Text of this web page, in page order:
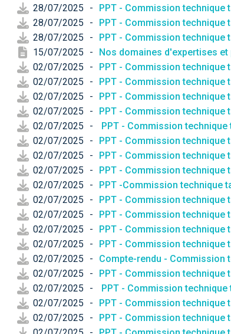
28/07/2025
-
PPT - Commission technique
28/07/2025
-
PPT - Commission
28/07/2025
-
PPT - Commission technique
15/07/2025
-
Nos domaines d'expertises
02/07/2025
-
PPT - Commission technique
02/07/2025
-
PPT - Commission
02/07/2025
-
PPT - Commission
02/07/2025
-
PPT - Commission technique
02/07/2025
-
PPT - Commission
02/07/2025
-
PPT - Commission
02/07/2025
-
PPT - Commission technique
02/07/2025
-
PPT - Commission
02/07/2025
-
PPT -Commission technique
02/07/2025
-
PPT - Commission
02/07/2025
-
PPT - Commission technique
02/07/2025
-
PPT - Commission technique
02/07/2025
-
PPT - Commission
02/07/2025
-
Compte-rendu - Commission
02/07/2025
-
PPT - Commission
02/07/2025
-
PPT - Commission
02/07/2025
-
PPT - Commission
02/07/2025
-
PPT - Commission